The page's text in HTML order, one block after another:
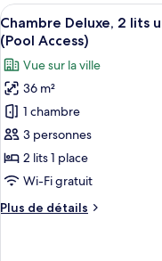
lit,
accès
piscine,
vue
ville
(Pool
Access)
de
chambre
Chambre
Deluxe,
très
grand
lit,
piscine,
vue
(Pool
Afficher
toutes
les
photos
pour
ce
type
de
chambre :
Deluxe,
4
Chambre Deluxe, 2 lits
(Pool Access)
Vue sur la ville
36 m²
1 chambre
3 personnes
2 lits 1 place
Wi-Fi gratuit
Plus de détails
Plus